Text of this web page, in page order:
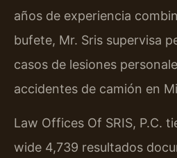
años de experiencia
bufete, Mr. Sris supervisa
casos de lesiones
accidentes de camión en
Law Offices Of SRIS, P.C.
wide 4,739 resultados